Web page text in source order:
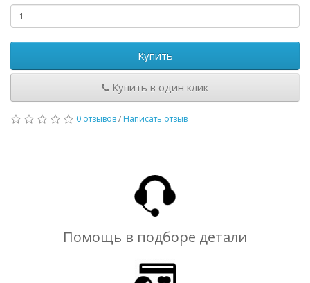
Купить
Купить в один клик
0 отзывов/ Написать отзыв
Помощь в подборе детали